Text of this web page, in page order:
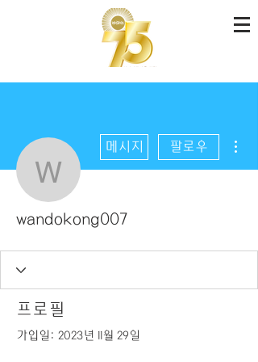
wandokong007
메시지 팔로우
wandokong007
프로필
가입일: 2023년 11월 29일